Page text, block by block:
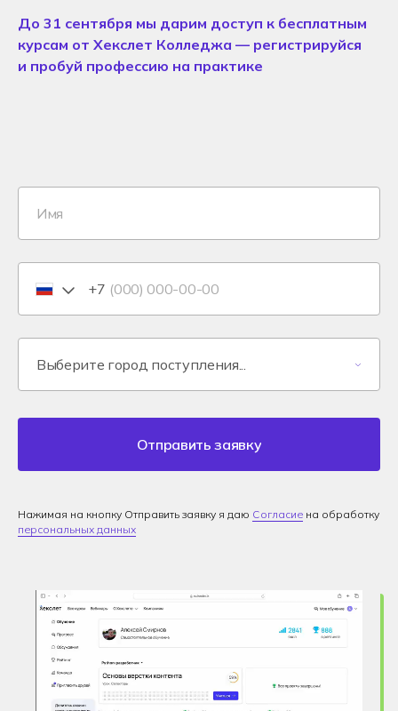
До 31 сентября мы дарим доступ к бесплатным
курсам от Хекслет Колледжа — регистрируйся
и пробуй профессию на практике
+7
Отправить заявку
Нажимая на кнопку Отправить заявку я даю Согласие на обработку
персональных данных